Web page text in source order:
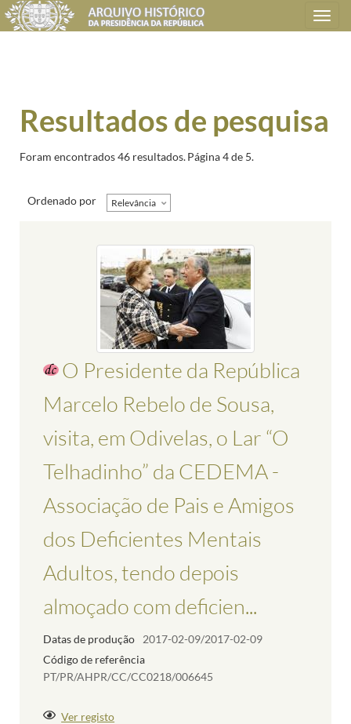
Toggle
navigation
Resultados de pesquisa
Foram encontrados 46 resultados.Página 4 de 5.
Ordenado por Relevância
O Presidente da República
Marcelo Rebelo de Sousa,
visita, em Odivelas, o Lar “O
Telhadinho” da CEDEMA -
Associação de Pais e Amigos
dos Deficientes Mentais
Adultos, tendo depois
almoçado com deficien...
Datas de produção
2017-02-09/2017-02-09
Código de referência
PT/PR/AHPR/CC/CC0218/006645
Ver registo